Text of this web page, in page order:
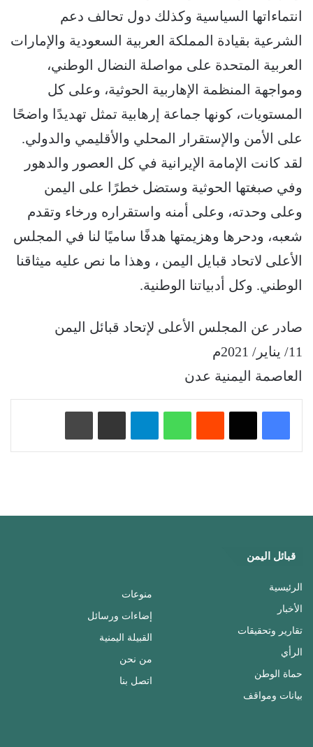
انتماءاتها السياسية وكذلك دول تحالف دعم
الشرعية بقيادة المملكة العربية السعودية والإمارات
العربية المتحدة على مواصلة النضال الوطني،
ومواجهة المنظمة الإهاربية الحوثية، وعلى كل
المستويات، كونها جماعة إرهابية تمثل تهديدًا واضحًا
على الأمن والإستقرار المحلي والأقليمي والدولي.
لقد كانت الإمامة الإيرانية في كل العصور والدهور
وفي صبغتها الحوثية وستضل خطرًا على اليمن
وعلى وحدته، وعلى أمنه واستقراره ورخاء وتقدم
شعبه، ودحرها وهزيمتها هدفًا ساميًا لنا في المجلس
الأعلى لاتحاد قبايل اليمن ، وهذا ما نص عليه ميثاقنا
الوطني. وكل أدبياتنا الوطنية.
صادر عن المجلس الأعلى لإتحاد قبائل اليمن
11/ يناير/ 2021م
العاصمة اليمنية عدن
واتساب تيلقرام
قبائل اليمن
الرئيسية
الأخبار
تقارير وتحقيقات
الرأي
حماة الوطن
بيانات ومواقف
منوعات
إضاءات ورسائل
القبيلة اليمنية
من نحن
اتصل بنا